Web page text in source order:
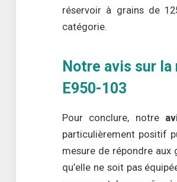
réservoir à grains de
catégorie.
Notre avis sur
E950-103
Pour conclure, notre
particulièrement positif
mesure de répondre
qu’elle ne soit pas